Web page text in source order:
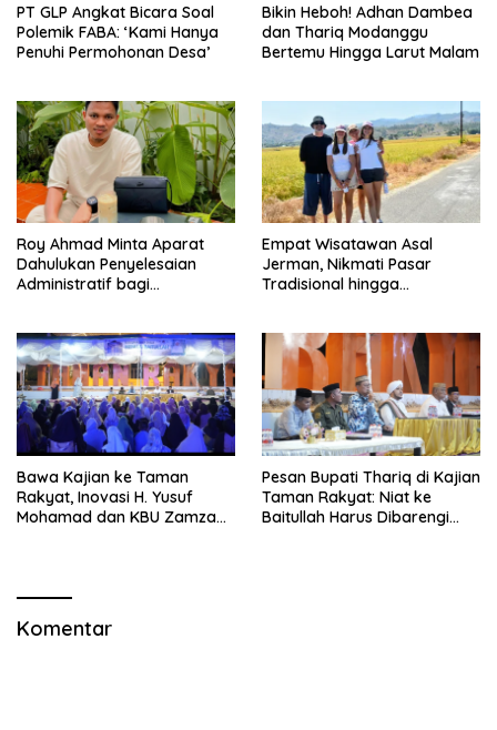
PT GLP Angkat Bicara Soal
Polemik FABA: ‘Kami Hanya
Penuhi Permohonan Desa’
Bikin Heboh! Adhan Dambea
dan Thariq Modanggu
Bertemu Hingga Larut Malam
Roy Ahmad Minta Aparat
Dahulukan Penyelesaian
Administratif bagi
Empat Wisatawan Asal
Jerman, Nikmati Pasar
Tradisional hingga
Bawa Kajian ke Taman
Rakyat, Inovasi H. Yusuf
Mohamad dan KBU Zamzam
Pesan Bupati Thariq di Kajian
Taman Rakyat: Niat ke
Baitullah Harus Dibarengi
Komentar